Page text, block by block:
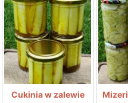
Cukinia w zalewie